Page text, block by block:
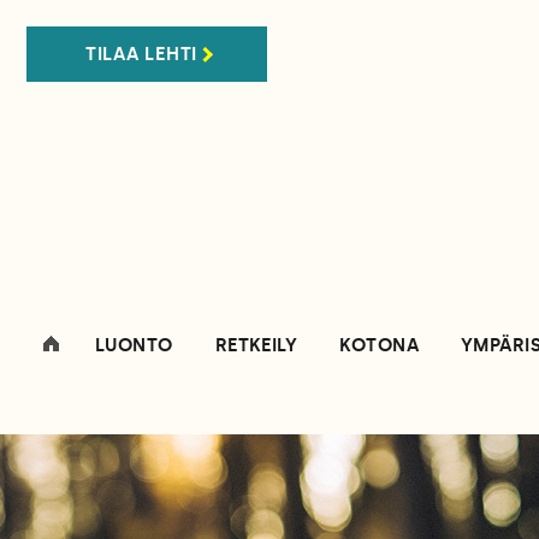
TILAA LEHTI
LUONTO RETKEILY KOTONA